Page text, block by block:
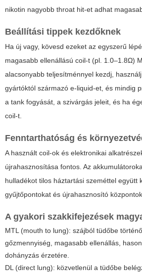
nikotin nagyobb throat hit-et adhat
Beállítási tippek kezdőknek
Ha új vagy, kövesd ezeket az egyszerű
magasabb ellenállású coil-t (pl. 1.0–1.8Ω)
alacsonyabb teljesítménnyel kezdj,
gyártóktól származó e-liquid-et, és mindig
a tank fogyását, a szivárgás jeleit, és ha
coil-t.
Fenntarthatóság és
A használt coil-ok és elektronikai
újrahasznosítása fontos. Az
hulladékot tilos háztartási szeméttel együtt
gyűjtőpontokat és újrahasznosító
A gyakori szakkifejezések
MTL (mouth to lung): szájból tüdőbe
gőzmennyiség, magasabb ellenállás,
dohányzás érzetére.
DL (direct lung): közvetlenül a tüdőbe